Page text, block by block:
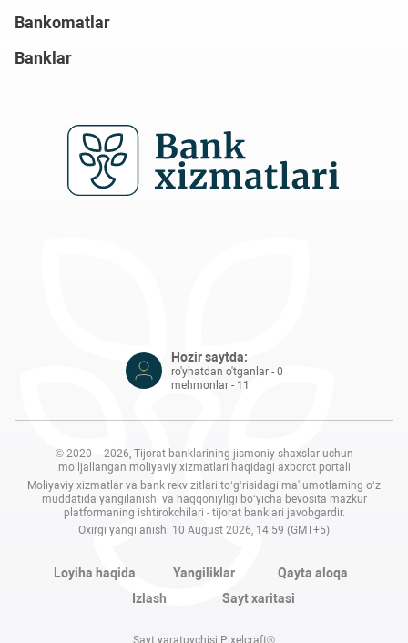
Bankomatlar
Banklar
ro'yhatdan o'tganlar - 0
mehmonlar - 11
mo‘ljallangan moliyaviy xizmatlari haqidagi axborot portali
Moliyaviy xizmatlar va bank rekvizitlari to‘g‘risidagi ma'lumotlarning o‘z
muddatida yangilanishi va haqqoniyligi bo‘yicha bevosita mazkur
platformaning ishtirokchilari - tijorat banklari javobgardir.
Oxirgi yangilanish: 10 August 2026, 14:59 (GMT+5)